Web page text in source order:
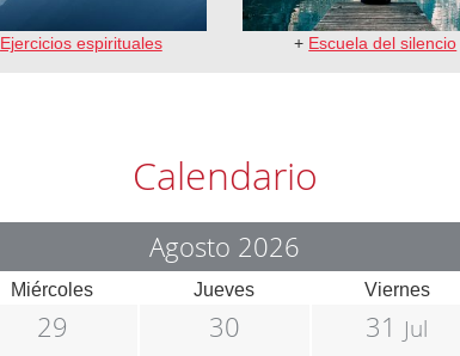
Ejercicios espirituales + Escuela del silencio
Calendario
Agosto 2026
Miércoles Jueves Viernes
29 30 31 Jul